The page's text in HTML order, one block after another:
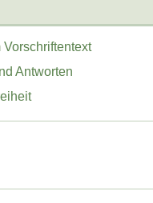
Vorschriftentext
Antworten